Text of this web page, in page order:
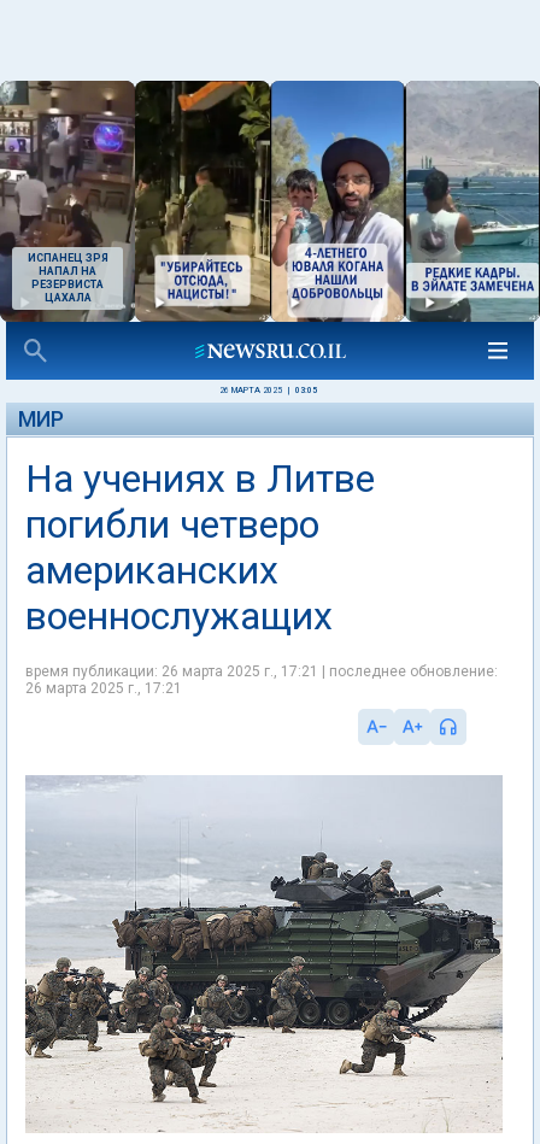
ИСПАНЕЦ ЗРЯ
НАПАЛ НА
РЕЗЕРВИСТА
ЦАХАЛА
26 МАРТА 2025 03:05
МИР
На учениях в Литве
погибли четверо
американских
военнослужащих
время публикации: 26 марта 2025 г., 17:21 | последнее обновление:
26 марта 2025 г., 17:21